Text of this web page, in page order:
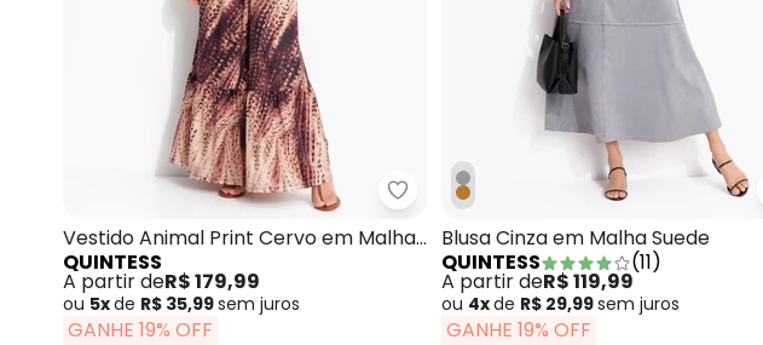
Quintess - Vestido Animal Print Cervo
Vestido Animal Print Cervo em Malha
Fria
QUINTESS
A partir deR$ 179,99
ou 5xde R$ 35,99sem juros
GANHE 19% OFF
Blusa Cinza em Malha Suede
QUINTESS
(11)
A partir deR$ 119,99
ou 4xde R$ 29,99sem juros
GANHE 19% OFF